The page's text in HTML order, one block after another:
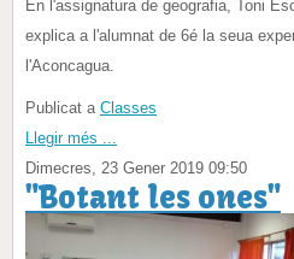
En l'assignatura de geografia, Toni
explica a l'alumnat de 6é la seua
l'Aconcagua.
Publicat a Classes
Llegir més ...
Dimecres, 23 Gener 2019 09:50
"Botant les ones"